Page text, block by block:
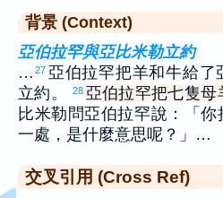
背景 (Context)
亞伯拉罕與亞比米勒立約
… 27 亞伯拉罕把羊和牛給
立約。
28 亞伯拉罕把七隻母
比米勒問亞伯拉罕說：「
一處，是什麼意思呢？」…
交叉引用 (Cross Ref)